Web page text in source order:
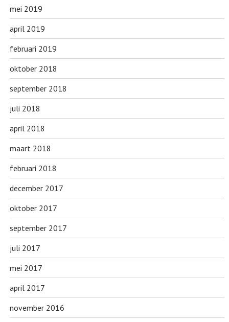
mei 2019
april 2019
februari 2019
oktober 2018
september 2018
juli 2018
april 2018
maart 2018
februari 2018
december 2017
oktober 2017
september 2017
juli 2017
mei 2017
april 2017
november 2016